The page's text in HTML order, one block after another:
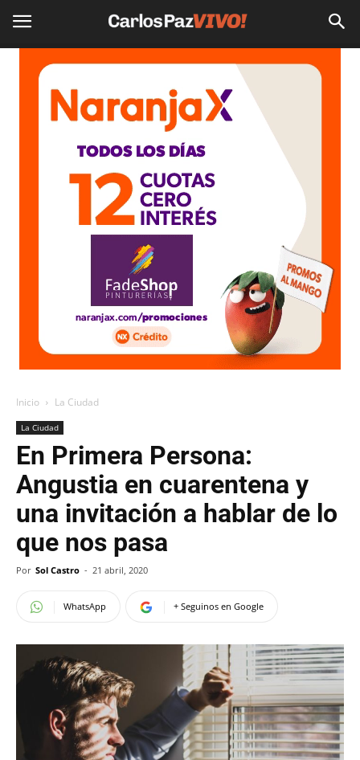
Inicio La Ciudad
La Ciudad
En Primera Persona:
Angustia en cuarentena y
una invitación a hablar de lo
que nos pasa
Por Sol Castro - 21 abril, 2020
WhatsApp + Seguinos en Google